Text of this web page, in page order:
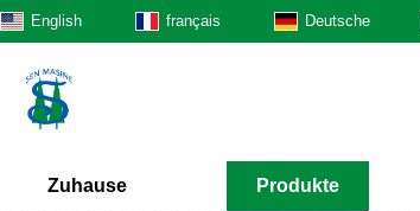
English français Deutsche
Zuhause Produkte